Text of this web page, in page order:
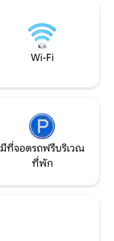
Wi-Fi
มีที่จอดรถฟรีบริเวณ
ที่พัก